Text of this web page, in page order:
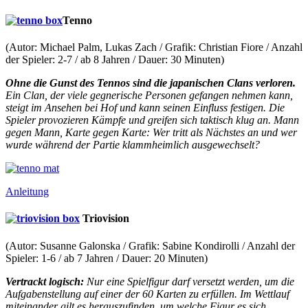
Tenno
(Autor: Michael Palm, Lukas Zach / Grafik: Christian Fiore / Anzahl
der Spieler: 2-7 / ab 8 Jahren / Dauer: 30 Minuten)
Ohne die Gunst des Tennos sind die japanischen Clans verloren.
Ein Clan, der viele gegnerische Personen gefangen nehmen kann,
steigt im Ansehen bei Hof und kann seinen Einfluss festigen. Die
Spieler provozieren Kämpfe und greifen sich taktisch klug an. Mann
gegen Mann, Karte gegen Karte: Wer tritt als Nächstes an und wer
wurde während der Partie klammheimlich ausgewechselt?
Anleitung
Triovision
(Autor: Susanne Galonska / Grafik: Sabine Kondirolli / Anzahl der
Spieler: 1-6 / ab 7 Jahren / Dauer: 20 Minuten)
Vertrackt logisch: Nur eine Spielfigur darf versetzt werden, um die
Aufgabenstellung auf einer der 60 Karten zu erfüllen. Im Wettlauf